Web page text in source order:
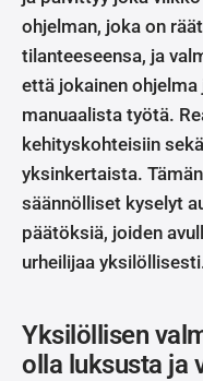
ohjelman, joka on
tilanteeseensa, ja
että jokainen
manuaalista työtä.
kehityskohteisiin
yksinkertaista.
säännölliset kyselyt
päätöksiä, joiden
urheilijaa
Yksilöllisen
olla luksusta ja